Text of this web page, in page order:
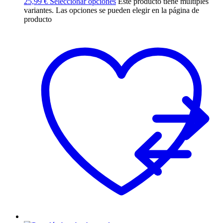
variantes. Las opciones se pueden elegir en la página de
producto